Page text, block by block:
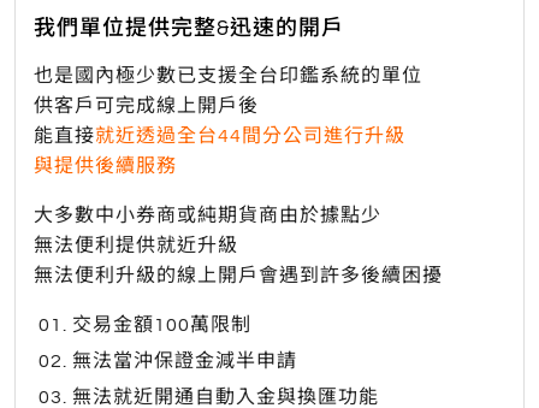
我們單位提供完整&迅速的開戶
也是國內極少數已支援全台印鑑系統的單位
供客戶可完成線上開戶後
能直接就近透過全台44間分公司進行升級
與提供後續服務
大多數中小券商或純期貨商由於據點少
無法便利提供就近升級
無法便利升級的線上開戶會遇到許多後續困擾
交易金額100萬限制
無法當沖保證金減半申請
無法就近開通自動入金與換匯功能